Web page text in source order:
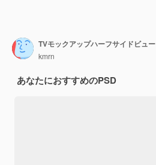
TVモックアップハーフサイドビュー
kmrn
あなたにおすすめのPSD